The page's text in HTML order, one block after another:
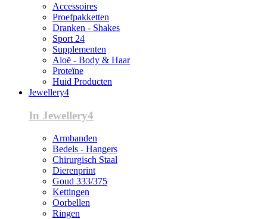
Accessoires
Proefpakketten
Dranken - Shakes
Sport 24
Supplementen
Aloë - Body & Haar
Proteïne
Huid Producten
Jewellery4
In Jewellery4
Armbanden
Bedels - Hangers
Chirurgisch Staal
Dierenprint
Goud 333/375
Kettingen
Oorbellen
Ringen